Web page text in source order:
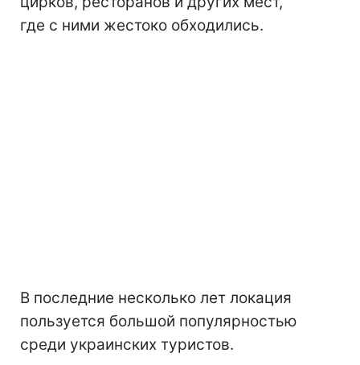
где с ними жестоко обходились.
В последние несколько лет локация
пользуется большой популярностью
среди украинских туристов.